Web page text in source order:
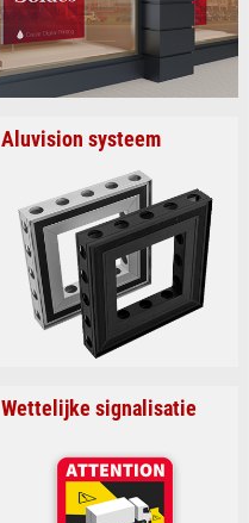
Aluvision systeem
Wettelijke signalisatie